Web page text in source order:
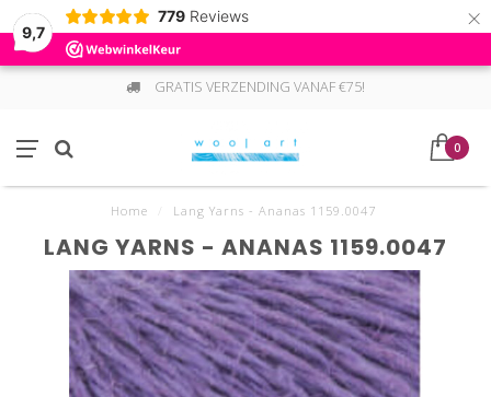
9,7
779 Reviews ×
GRATIS VERZENDING VANAF €75!
0
Home Lang Yarns - Ananas 1159.0047
LANG YARNS - ANANAS 1159.0047